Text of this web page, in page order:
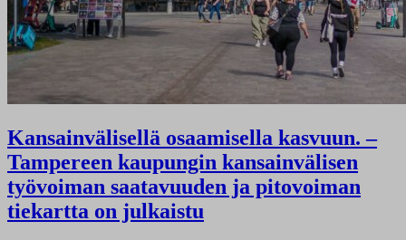
Kansainvälisellä osaamisella kasvuun. –
Tampereen kaupungin kansainvälisen
työvoiman saatavuuden ja pitovoiman
tiekartta on julkaistu